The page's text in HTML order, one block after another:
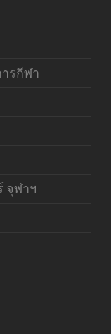
รกีฬา
จุฬาฯ